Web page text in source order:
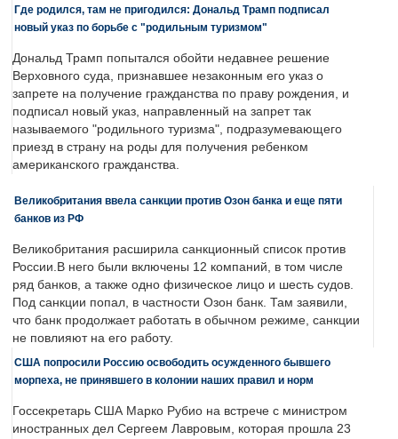
Где родился, там не пригодился: Дональд Трамп подписал
новый указ по борьбе с "родильным туризмом"
Дональд Трамп попытался обойти недавнее решение
Верховного суда, признавшее незаконным его указ о
запрете на получение гражданства по праву рождения, и
подписал новый указ, направленный на запрет так
называемого "родильного туризма", подразумевающего
приезд в страну на роды для получения ребенком
американского гражданства.
Великобритания ввела санкции против Озон банка и еще пяти
банков из РФ
Великобритания расширила санкционный список против
России.В него были включены 12 компаний, в том числе
ряд банков, а также одно физическое лицо и шесть судов.
Под санкции попал, в частности Озон банк. Там заявили,
что банк продолжает работать в обычном режиме, санкции
не повлияют на его работу.
США попросили Россию освободить осужденного бывшего
морпеха, не принявшего в колонии наших правил и норм
Госсекретарь США Марко Рубио на встрече с министром
иностранных дел Сергеем Лавровым, которая прошла 23